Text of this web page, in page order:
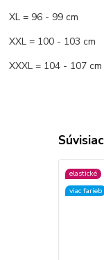
XL = 96 - 99 cm
XXL = 100 - 103
XXXL = 104 - 107
elastické
viac farieb